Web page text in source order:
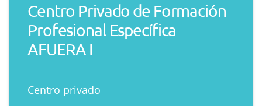
Centro Privado de Formación
Profesional Específica
AFUERA I
Centro privado